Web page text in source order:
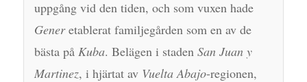
uppgång vid den tiden, och som vuxen hade
Generetablerat familjegården som en av de
bästa på Kuba. Belägen i staden San Juan y
Martinez, i hjärtat av Vuelta Abajo-regionen,